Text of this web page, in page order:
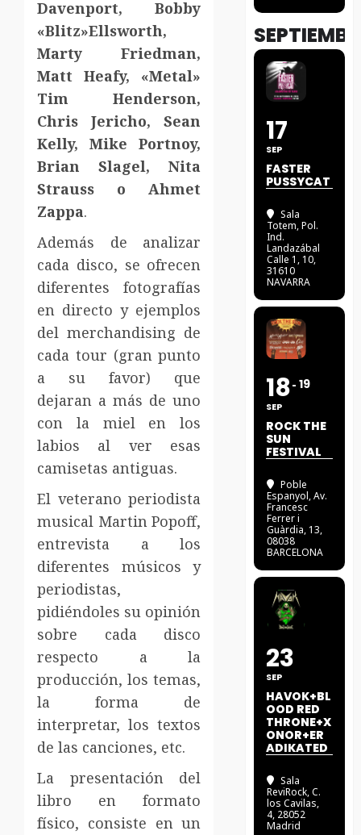
Davenport, Bobby
«Blitz»Ellsworth,
Marty Friedman,
Matt Heafy, «Metal»
Tim Henderson,
Chris Jericho, Sean
Kelly, Mike Portnoy,
Brian Slagel, Nita
Strauss o Ahmet
Zappa.
Además de analizar
cada disco, se ofrecen
diferentes fotografías
en directo y ejemplos
del merchandising de
cada tour (gran punto
a su favor) que
dejaran a más de uno
con la miel en los
labios al ver esas
camisetas antiguas.
El veterano periodista
musical Martin Popoff,
entrevista a los
diferentes músicos y
periodistas,
pidiéndoles su opinión
sobre cada disco
respecto a la
producción, los temas,
la forma de
interpretar, los textos
de las canciones, etc.
La presentación del
libro en formato
físico, consiste en un
17
SEP
FASTER
PUSSYCAT
Sala
Totem, Pol.
Ind.
Landazábal
Calle 1, 10,
31610
NAVARRA
18
SEP
19
ROCK THE
SUN
FESTIVAL
Poble
Espanyol, Av.
Francesc
Ferrer i
Guàrdia, 13,
08038
BARCELONA
23
SEP
HAVOK+BL
OOD RED
THRONE+X
ONOR+ER
ADIKATED
Sala
ReviRock, C.
los Cavilas,
4, 28052
Madrid